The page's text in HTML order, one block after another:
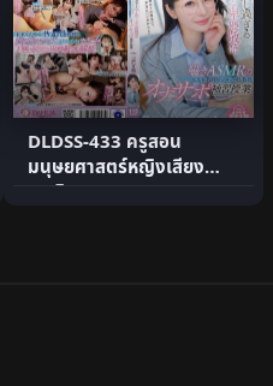
DLDSS-433 ครูสอน
มนุษยศาสตร์หญิงเสียง
กระซิบหยาบคายสุภาพและ